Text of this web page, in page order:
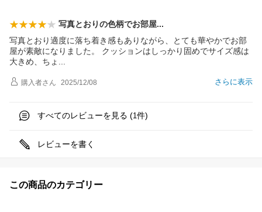
写真とおりの色柄でお部屋
写真とおり適度に落ち着き感もありながら、とても華やかでお部
屋が素敵になりました。 クッションはしっかり固めでサイズ感は
大きめ、ち ょ
さらに表示
購入者さん 2025/12/08
すべてのレビューを見る (1件)
レビューを書く
この商品のカテゴリー